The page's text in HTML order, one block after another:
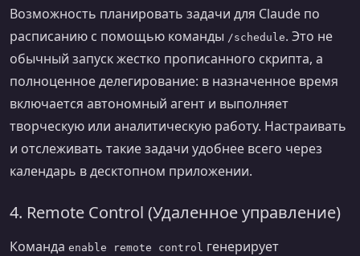
Возможность планировать задачи для Claude по
расписанию с помощью команды /schedule. Это не
обычный запуск жестко прописанного скрипта, а
полноценное делегирование: в назначенное время
включается автономный агент и выполняет
творческую или аналитическую работу. Настраивать
и отслеживать такие задачи удобнее всего через
календарь в десктопном приложении.
4. Remote Control (Удаленное управление)
Команда enable remote control генерирует